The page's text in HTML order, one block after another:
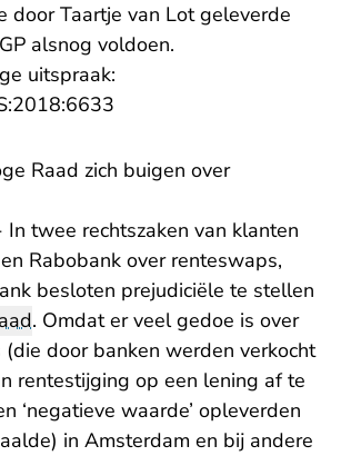
door Taartje van Lot geleverde
alsnog voldoen.
uitspraak:
Raad zich buigen over
twee rechtszaken van klanten
Rabobank over renteswaps,
besloten prejudiciële te stellen
. Omdat er veel gedoe is over
door banken werden verkocht
rentestijging op een lening af te
‘negatieve waarde’ opleverden
in Amsterdam en bij andere